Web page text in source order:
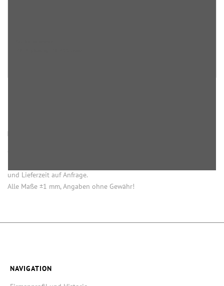
HINWEISE
und Lieferzeit auf Anfrage.
Alle Maße ±1 mm, Angaben ohne Gewähr!
NAVIGATION